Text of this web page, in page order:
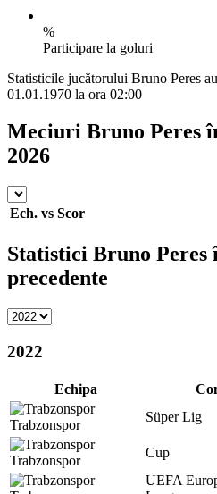
%
Participare la goluri
Statisticile jucătorului Bruno Peres
01.01.1970 la ora 02:00
Meciuri Bruno Peres
2026
Ech. vs Scor
Statistici Bruno Peres
precedente
2022
Echipa
Trabzonspor
Süper Lig
Trabzonspor
Cup
UEFA